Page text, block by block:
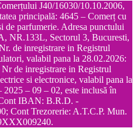
J40/16030/10.10.2006,
principală: 4645 – Comerț cu
de parfumerie. Adresa punctului
NR.133L, Sectorul 3, Bucuresti,
de inregistrare in Registrul
valabil pana la 28.02.2026:
de inregistrare in Registrul
si electronice, valabil pana la
– 09 – 02, este inclusă în
IBAN: B.R.D. -
Cont Trezorerie: A.T.C.P. Mun.